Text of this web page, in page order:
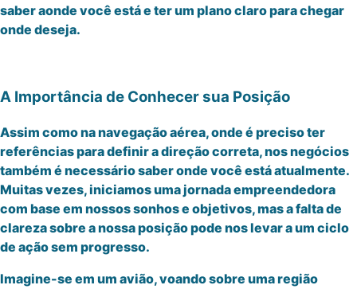
saber aonde você está e ter um plano claro para chegar
onde deseja.
A Importância de Conhecer sua Posição
Assim como na navegação aérea, onde é preciso ter
referências para definir a direção correta, nos negócios
também é necessário saber onde você está atualmente.
Muitas vezes, iniciamos uma jornada empreendedora
com base em nossos sonhos e objetivos, mas a falta de
clareza sobre a nossa posição pode nos levar a um ciclo
de ação sem progresso.
Imagine-se em um avião, voando sobre uma região